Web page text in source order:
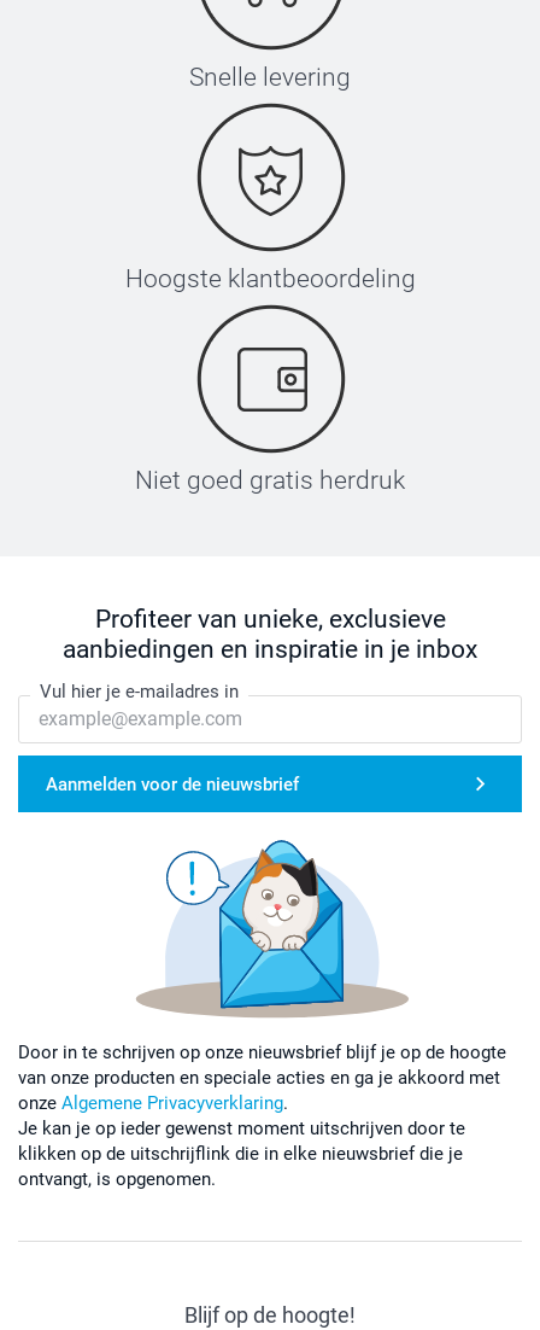
Snelle levering
Hoogste klantbeoordeling
Niet goed gratis herdruk
Profiteer van unieke, exclusieve
aanbiedingen en inspiratie in je inbox
Vul hier je e-mailadres in
Aanmelden voor de nieuwsbrief
Door in te schrijven op onze nieuwsbrief blijf je op de hoogte
van onze producten en speciale acties en ga je akkoord met
onze Algemene Privacyverklaring.
Je kan je op ieder gewenst moment uitschrijven door te
klikken op de uitschrijflink die in elke nieuwsbrief die je
ontvangt, is opgenomen.
Blijf op de hoogte!